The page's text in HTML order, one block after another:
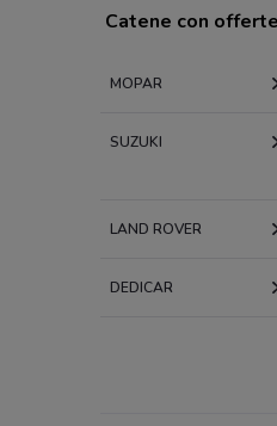
Catene con
MOPAR
SUZUKI
LAND ROVER
DEDICAR